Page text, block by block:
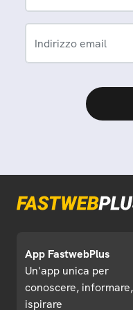
Indirizzo email
App FastwebPlus
Un'app unica per
conoscere, informare,
ispirare